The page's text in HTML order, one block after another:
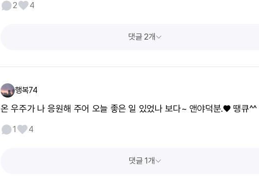
2 4
댓글 2개
행복74
온 우주가 나 응원해 주어 오늘 좋은 일 있었나 보다~ 앤야덕분.♥️ 땡큐^^
1 4
댓글 1개